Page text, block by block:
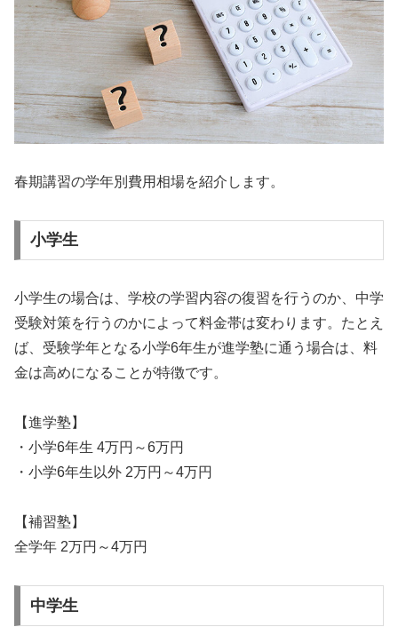
春期講習の学年別費用相場を紹介します。
小学生
小学生の場合は、学校の学習内容の復習を行うのか、中学
受験対策を行うのかによって料金帯は変わります。たとえ
ば、受験学年となる小学6年生が進学塾に通う場合は、料
金は高めになることが特徴です。
【進学塾】
・小学6年生 4万円～6万円
・小学6年生以外 2万円～4万円
【補習塾】
全学年 2万円～4万円
中学生